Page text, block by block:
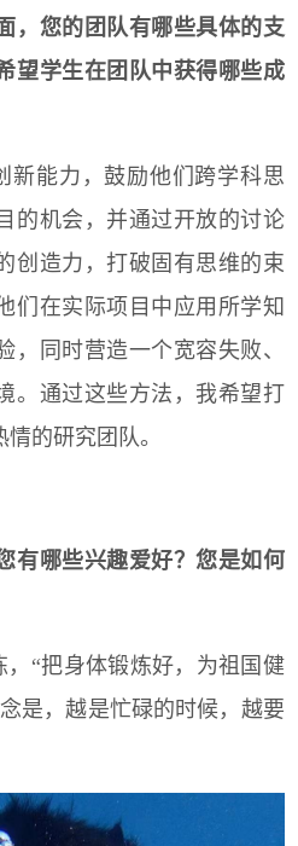
，您的团队有哪些具体的支
望学生在团队中获得哪些成
新能力，鼓励他们跨学科思
的机会，并通过开放的讨论
创造力，打破固有思维的束
们在实际项目中应用所学知
，同时营造一个宽容失败、
。通过这些方法，我希望打
的研究团队。
有哪些兴趣爱好？您是如何
“把身体锻炼好，为祖国健
是，越是忙碌的时候，越要